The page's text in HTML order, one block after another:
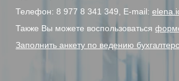
Телефон:8 977 8 341 349, E-mail:
Также Вы можете воспользоваться
Заполнить анкету по ведению